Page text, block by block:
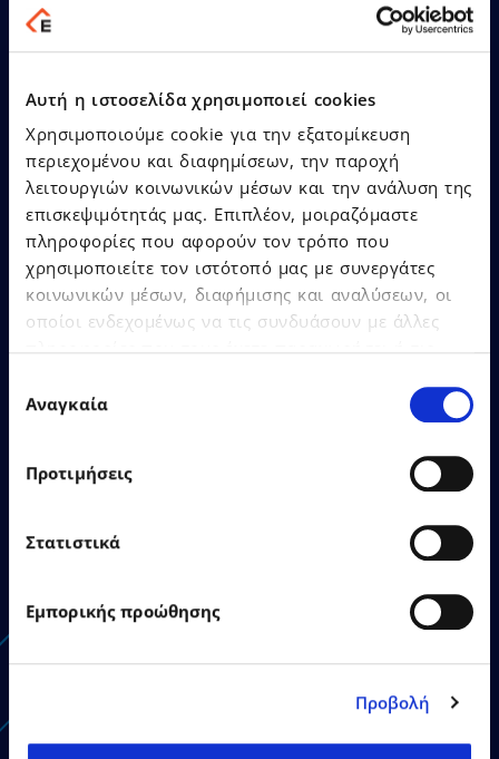
Αυτή η ιστοσελίδα χρησιμοποιεί cookies
Χρησιμοποιούμε cookie για την εξατομίκευση
περιεχομένου και διαφημίσεων, την παροχή
λειτουργιών κοινωνικών μέσων και την ανάλυση της
επισκεψιμότητάς μας. Επιπλέον, μοιραζόμαστε
πληροφορίες που αφορούν τον τρόπο που
χρησιμοποιείτε τον ιστότοπό μας με συνεργάτες
κοινωνικών μέσων, διαφήμισης και αναλύσεων, οι
οποίοι ενδεχομένως να τις συνδυάσουν με άλλες
σας χρήση των υπηρεσιών τους.
συγκατάθεσης
Αναγκαία
Προτιμήσεις
Στατιστικά
Εμπορικής προώθησης
Προβολή
Δείτε Περισσότερα
26.06.2026
Η EPSILONNET εγκαινίασε το
Θεσσαλονίκη